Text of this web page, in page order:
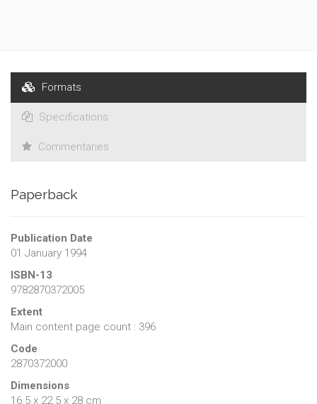
Formats
Specifications
Commentaries
Paperback
Publication Date
01 January 1994
ISBN-13
9782870372005
Extent
Main content page count : 396
Code
2870372000
Dimensions
16.5 x 22.5 x 28 cm